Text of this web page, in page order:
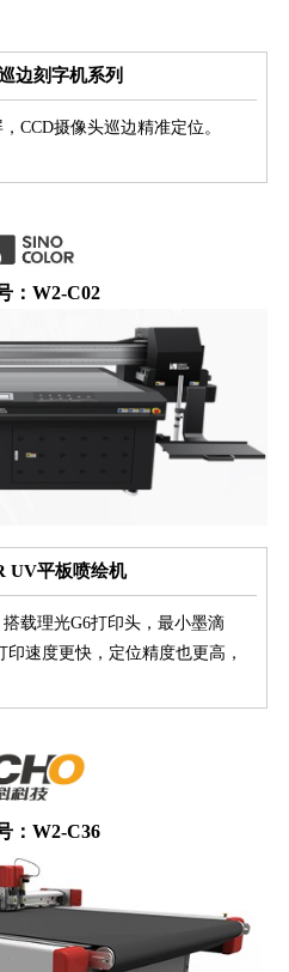
边刻字机系列
CCD摄像头巡边精准定位。
：W2-C02
UV平板喷绘机
载理光G6打印头，最小墨滴
速度更快，定位精度也更高，
：W2-C36